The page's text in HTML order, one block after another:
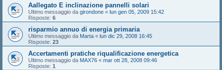
Aallegato E inclinazione pannelli solari
Ultimo messaggio da girondone « lun gen 05, 2009 15:42
Risposte: 6
risparmio annuo di energia primaria
Ultimo messaggio da Marta « lun dic 29, 2008 16:45
Risposte: 23
Accertamenti pratiche riqualificazione energetica
Ultimo messaggio da MAX76 « mar ott 28, 2008 09:46
Risposte: 1